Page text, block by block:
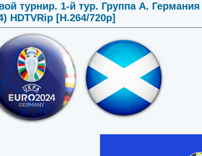
турнир. 1-й тур. Группа A.
HDTVRip [H.264/720p]